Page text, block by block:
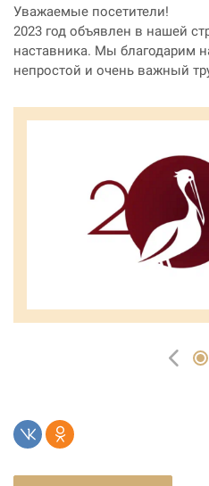
Уважаемые посетители!
2023 год объявлен в нашей
наставника. Мы благодарим
непростой и очень важный